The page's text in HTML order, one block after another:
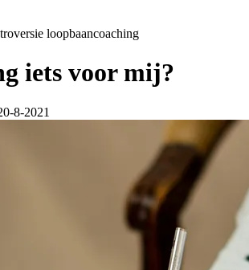
loopbaancoaching
iets voor mij?
8-2021